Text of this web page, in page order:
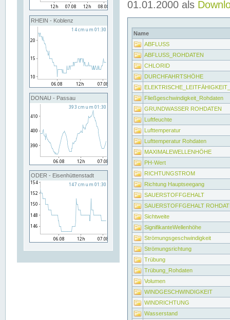
RHEIN - Koblenz
DONAU - Passau
ODER - Eisenhüttenstadt
01.01.2000 als
Name
ABFLUSS
ABFLUSS_ROHDATEN
CHLORID
DURCHFAHRTSHÖHE
Fließgeschwindigkeit_Rohdaten
GRUNDWASSER ROHDATEN
Luftfeuchte
Lufttemperatur
Lufttemperatur Rohdaten
MAXIMALEWELLENHÖHE
PH-Wert
RICHTUNGSTROM
Richtung Hauptseegang
SAUERSTOFFGEHALT
SAUERSTOFFGEHALT
Sichtweite
SignifikanteWellenhöhe
Strömungsgeschwindigkeit
Strömungsrichtung
Trübung
Trübung_Rohdaten
Volumen
WINDGESCHWINDIGKEIT
WINDRICHTUNG
Wasserstand